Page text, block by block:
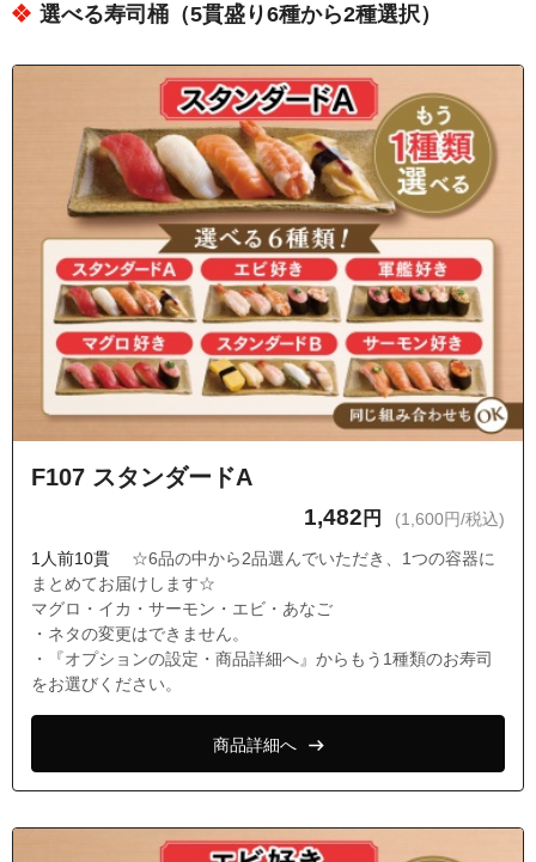
選べる寿司桶（5貫盛り6種から2種選択）
F107 スタンダードA
1,482 円 (1,600円/税込)
1人前10貫
☆6品の中から2品選んでいただき、1つの容器に
まとめてお届けします☆
マグロ・イカ・サーモン・エビ・あなご
・ネタの変更はできません。
・『オプションの設定・商品詳細へ』からもう1種類のお寿司
をお選びください。
商品詳細へ